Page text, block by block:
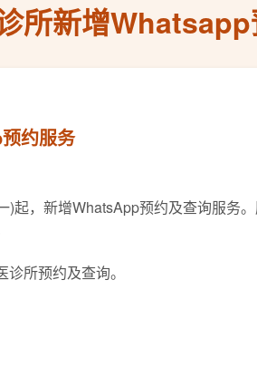
所新增
约服务
)起，新增WhatsApp预约及查询服务
所预约及查询。